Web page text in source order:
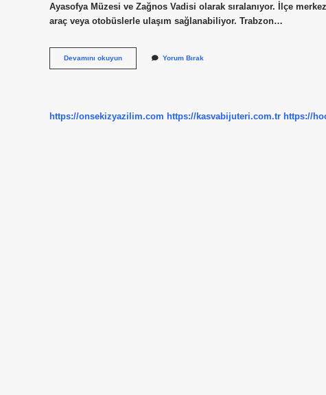
Ayasofya Müzesi ve Zağnos Vadisi olarak sıralanıyor. İlçe
araç veya otobüslerle ulaşım sağlanabiliyor. Trabzon…
Devamını okuyunAkçaabatta
Deniz
Yorum Bırak
https://onsekizyazilim.com https://kasvabijuteri.com.tr https://